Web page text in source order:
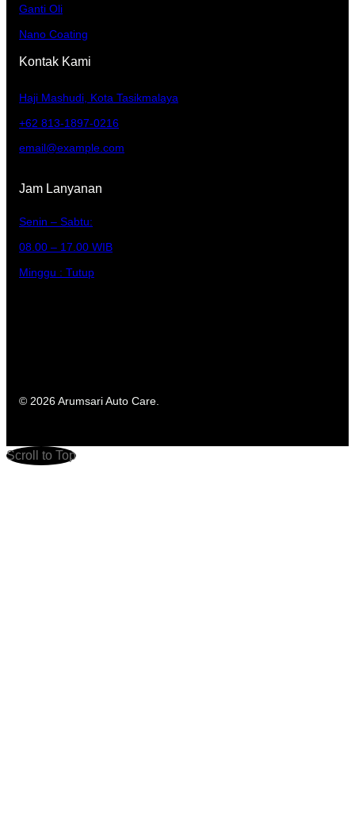
Ganti Oli
Nano Coating
Kontak Kami
Haji Mashudi, Kota Tasikmalaya
+62 813-1897-0216
email@example.com
Jam Lanyanan
Senin – Sabtu:
08.00 – 17.00 WIB
Minggu : Tutup
© 2026 Arumsari Auto Care.
Scroll to Top